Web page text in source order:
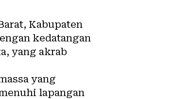
Kabupaten
kedatangan
yang akrab
yang
lapangan